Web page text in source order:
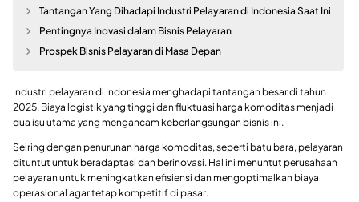
Tantangan Yang Dihadapi Industri Pelayaran di Indonesia Saat Ini
Pentingnya Inovasi dalam Bisnis Pelayaran
Prospek Bisnis Pelayaran di Masa Depan
Industri pelayaran di Indonesia menghadapi tantangan besar di tahun
2025. Biaya logistik yang tinggi dan fluktuasi harga komoditas menjadi
dua isu utama yang mengancam keberlangsungan bisnis ini.
Seiring dengan penurunan harga komoditas, seperti batu bara, pelayaran
dituntut untuk beradaptasi dan berinovasi. Hal ini menuntut perusahaan
pelayaran untuk meningkatkan efisiensi dan mengoptimalkan biaya
operasional agar tetap kompetitif di pasar.